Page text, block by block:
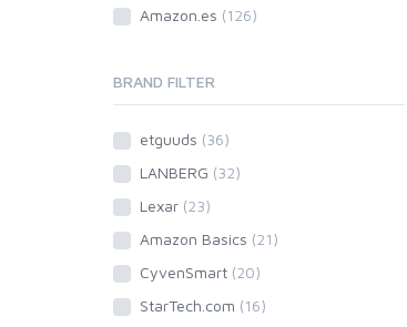
Amazon.es (126)
BRAND FILTER
etguuds (36)
LANBERG (32)
Lexar (23)
Amazon Basics (21)
CyvenSmart (20)
StarTech.com (16)